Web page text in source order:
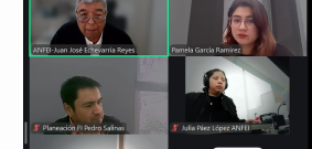
Publicaciones
Afiliación